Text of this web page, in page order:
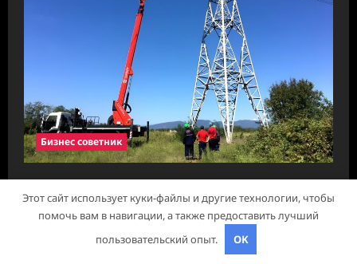
Бизнес советник
18 июля 2024
Этот сайт использует куки-файлы и другие технологии, чтобы
помочь вам в навигации, а также предоставить лучший
пользовательский опыт.
OK